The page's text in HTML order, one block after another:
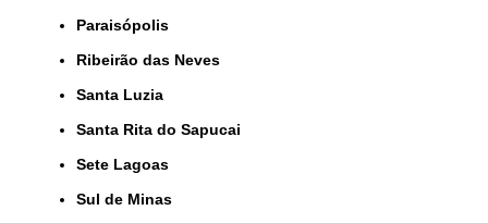
Paraisópolis
Ribeirão das Neves
Santa Luzia
Santa Rita do Sapucai
Sete Lagoas
Sul de Minas